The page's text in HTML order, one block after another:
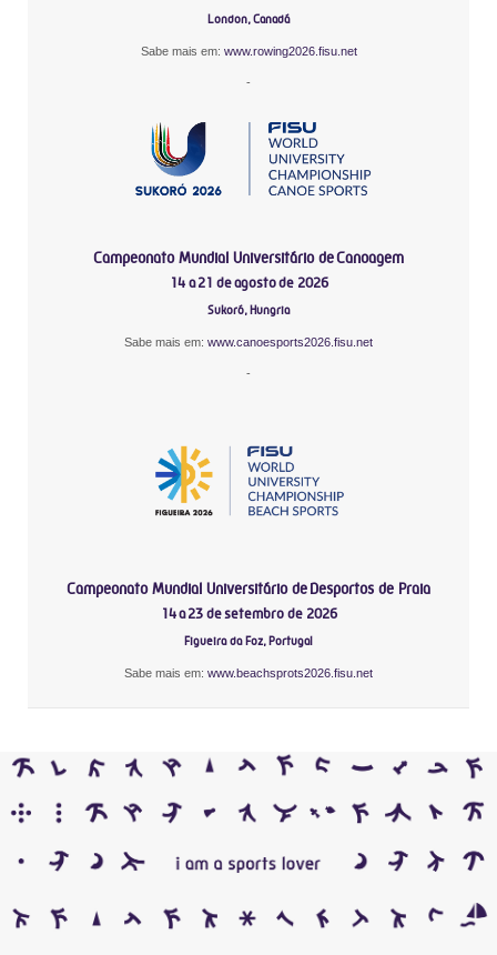
London, Canadá
Sabe mais em: www.rowing2026.fisu.net
-
Campeonato Mundial Universitário de Canoagem
14 a 21 de agosto de 2026
Sukoró, Hungria
Sabe mais em: www.canoesports2026.fisu.net
-
Campeonato Mundial Universitário de Desportos de Praia
14 a 23 de setembro de 2026
Figueira da Foz, Portugal
Sabe mais em: www.beachsprots2026.fisu.net